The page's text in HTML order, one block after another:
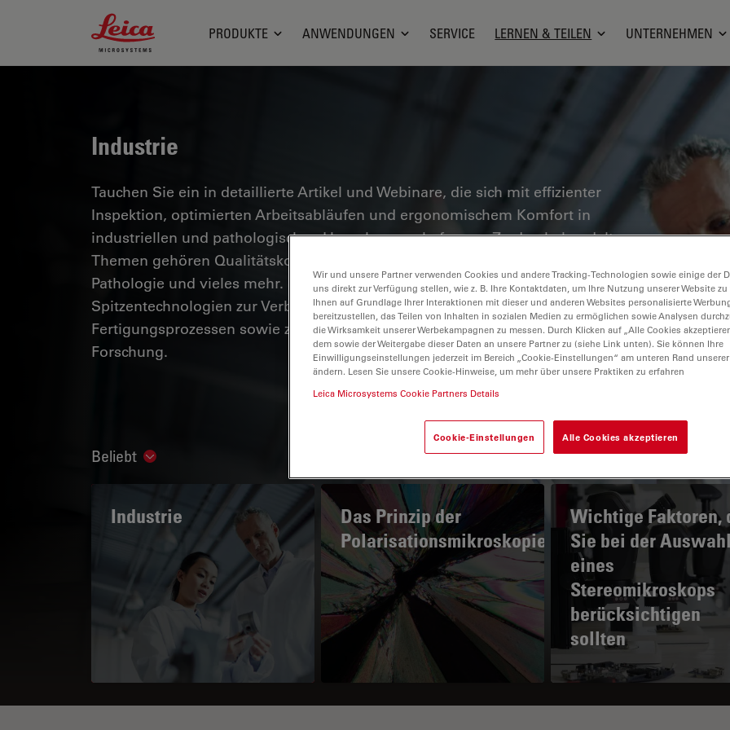
Leica Microsystems Logo
PRODUKTE ANWENDUNGEN SERVICE LERNEN & TEILEN UNTERNEHMEN
Industrie
Tauchen Sie ein in detaillierte Artikel und Webinare, die sich mit effizienter
Inspektion, optimierten Arbeitsabläufen und ergonomischem Komfort in
industriellen und pathologischen Umgebungen befassen. Zu den behandelten
Themen gehören Qualitätskontrolle, Materialanalyse, Mikroskopie in der
Pathologie und vieles mehr. Sie erhalten wertvolle Einblicke in den Einsatz von
Spitzentechnologien zur Verbesserung der Präzision und Effizienz von
Fertigungsprozessen sowie zur präzisen pathologischen Diagnose und
Forschung.
Beliebt Show subnavigation
Industrie
Das Prinzip der
Polarisationsmikroskopie
Wichtige Faktoren,
Sie bei der
eines
Stereomikroskops
berücksichtigen
sollten
Wir und unsere Partner verwenden Cookies und andere Tracking-Technologien sowie einige der
uns direkt zur Verfügung stellen, wie z. B. Ihre Kontaktdaten, um Ihre Nutzung unserer Website zu
Ihnen auf Grundlage Ihrer Interaktionen mit dieser und anderen Websites personalisierte
bereitzustellen, das Teilen von Inhalten in sozialen Medien zu ermöglichen sowie Analysen
die Wirksamkeit unserer Werbekampagnen zu messen. Durch Klicken auf „Alle Cookies
dem sowie der Weitergabe dieser Daten an unsere Partner zu (siehe Link unten). Sie können Ihre
Einwilligungseinstellungen jederzeit im Bereich „Cookie-Einstellungen“ am unteren Rand
ändern. Lesen Sie unsere Cookie-Hinweise, um mehr über unsere Praktiken zu erfahren
Leica Microsystems Cookie Partners Details
Cookie-Einstellungen Alle Cookies akzeptieren